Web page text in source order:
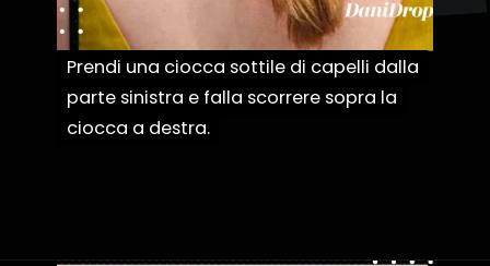
Prendi una ciocca sottile di capelli dalla
parte sinistra e falla scorrere sopra la
ciocca a destra.
Prendi una ciocca sottile di capelli dalla
parte sinistra e falla scorrere sopra la
ciocca a destra.